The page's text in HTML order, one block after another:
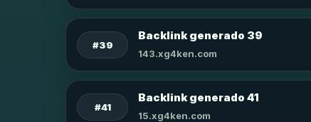
#39
Backlink generado 39
143.xg4ken.com
#41
Backlink generado 41
15.xg4ken.com